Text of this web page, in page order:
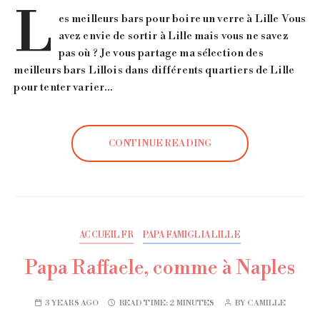
L
es meilleurs bars pour boire un verre à Lille Vous
avez envie de sortir à Lille mais vous ne savez
pas où ? Je vous partage ma sélection des
meilleurs bars Lillois dans différents quartiers de Lille
pour tenter varier…
CONTINUE READING
ACCUEIL FR PAPA FAMIGLIA LILLE
Papa Raffaele, comme à Naples
3 YEARS AGO READ TIME: 2 MINUTES BY CAMILLE